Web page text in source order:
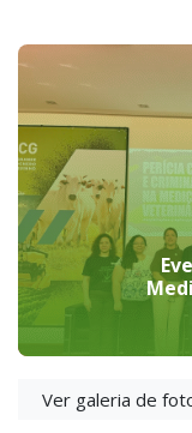
Ver galeria de